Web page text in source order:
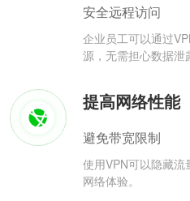
安全远程访问
企业员工可以通过
源，无需担心数据泄
提高网络性能
避免带宽限制
使用VPN可以隐藏
网络体验。